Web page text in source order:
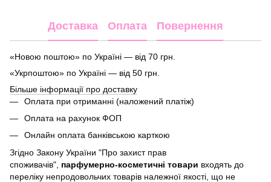
Доставка Оплата Повернення
«Новою поштою» по Україні — від 70 грн.
«Укрпоштою» по Україні — від 50 грн.
Більше інформації про доставку
Оплата при отриманні (наложений платіж)
Оплата на рахунок ФОП
Онлайн оплата банківською карткою
Згідно Закону України "Про захист прав
споживачів", парфумерно-косметичні товари входять до
переліку непродовольчих товарів належної якості, що не